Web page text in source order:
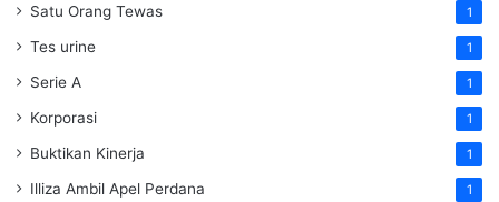
Satu Orang Tewas 1
Tes urine 1
Serie A 1
Korporasi 1
Buktikan Kinerja 1
Illiza Ambil Apel Perdana 1